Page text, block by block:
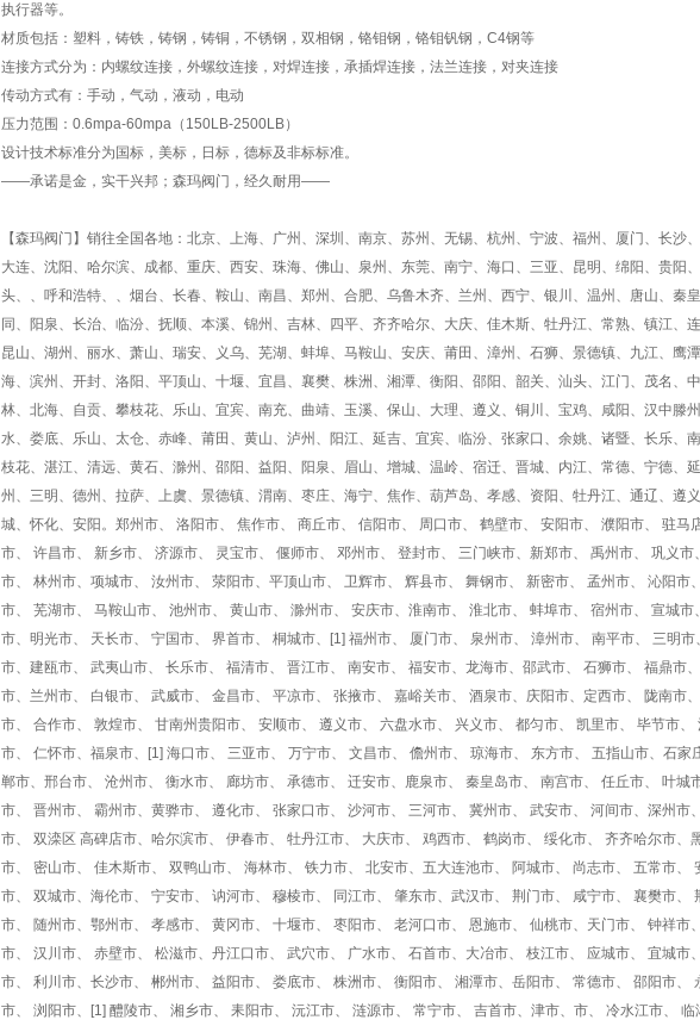
执行器等。
材质包括：塑料，铸铁，铸钢，铸铜，不锈钢，双相钢，铬钼钢，铬钼钒钢，C4钢等
连接方式分为：内螺纹连接，外螺纹连接，对焊连接，承插焊连接，法兰连接，对夹连接
传动方式有：手动，气动，液动，电动
压力范围：0.6mpa-60mpa（150LB-2500LB）
设计技术标准分为国标，美标，日标，德标及非标标准。
——承诺是金，实干兴邦；森玛阀门，经久耐用——
【森玛阀门】销往全国各地：北京、上海、广州、深圳、南京、苏州、无锡、杭州、宁波、福州、厦门、长沙
大连、沈阳、哈尔滨、成都、重庆、西安、珠海、佛山、泉州、东莞、南宁、海口、三亚、昆明、绵阳、贵阳
头、、呼和浩特、、烟台、长春、鞍山、南昌、郑州、合肥、乌鲁木齐、兰州、西宁、银川、温州、唐山、秦
同、阳泉、长治、临汾、抚顺、本溪、锦州、吉林、四平、齐齐哈尔、大庆、佳木斯、牡丹江、常熟、镇江、
昆山、湖州、丽水、萧山、瑞安、义乌、芜湖、蚌埠、马鞍山、安庆、莆田、漳州、石狮、景德镇、九江、鹰
海、滨州、开封、洛阳、平顶山、十堰、宜昌、襄樊、株洲、湘潭、衡阳、邵阳、韶关、汕头、江门、茂名、
林、北海、自贡、攀枝花、乐山、宜宾、南充、曲靖、玉溪、保山、大理、遵义、铜川、宝鸡、咸阳、汉中滕
水、娄底、乐山、太仓、赤峰、莆田、黄山、泸州、阳江、延吉、宜宾、临汾、张家口、余姚、诸暨、长乐、
枝花、湛江、清远、黄石、滁州、邵阳、益阳、阳泉、眉山、增城、温岭、宿迁、晋城、内江、常德、宁德、
州、三明、德州、拉萨、上虞、景德镇、渭南、枣庄、海宁、焦作、葫芦岛、孝感、资阳、牡丹江、通辽、遵
城、怀化、安阳。郑州市、 洛阳市、 焦作市、 商丘市、 信阳市、 周口市、 鹤壁市、 安阳市、 濮阳市、 驻马
市、 许昌市、 新乡市、 济源市、 灵宝市、 偃师市、 邓州市、 登封市、 三门峡市、新郑市、 禹州市、 巩义市
市、 林州市、项城市、 汝州市、 荥阳市、平顶山市、 卫辉市、 辉县市、 舞钢市、 新密市、 孟州市、 沁阳市
市、 芜湖市、 马鞍山市、 池州市、 黄山市、 滁州市、 安庆市、淮南市、 淮北市、 蚌埠市、 宿州市、 宣城市
市、明光市、 天长市、 宁国市、 界首市、 桐城市、[1] 福州市、 厦门市、 泉州市、 漳州市、 南平市、 三明
市、建瓯市、 武夷山市、 长乐市、 福清市、 晋江市、 南安市、 福安市、龙海市、邵武市、 石狮市、 福鼎市
市、兰州市、 白银市、 武威市、 金昌市、 平凉市、 张掖市、 嘉峪关市、 酒泉市、庆阳市、定西市、 陇南市
市、 合作市、 敦煌市、 甘南州贵阳市、 安顺市、 遵义市、 六盘水市、 兴义市、 都匀市、 凯里市、 毕节市、
市、 仁怀市、福泉市、[1] 海口市、 三亚市、 万宁市、 文昌市、 儋州市、 琼海市、 东方市、 五指山市、石家
郸市、邢台市、 沧州市、 衡水市、 廊坊市、 承德市、 迁安市、鹿泉市、 秦皇岛市、 南宫市、 任丘市、 叶城
市、 晋州市、 霸州市、黄骅市、 遵化市、 张家口市、 沙河市、 三河市、 冀州市、 武安市、 河间市、深州市
市、 双滦区 高碑店市、哈尔滨市、 伊春市、 牡丹江市、 大庆市、 鸡西市、 鹤岗市、 绥化市、 齐齐哈尔市、
市、 密山市、 佳木斯市、 双鸭山市、 海林市、 铁力市、 北安市、五大连池市、 阿城市、 尚志市、 五常市、
市、 双城市、海伦市、 宁安市、 讷河市、 穆棱市、 同江市、 肇东市、武汉市、 荆门市、 咸宁市、 襄樊市、
市、 随州市、鄂州市、 孝感市、 黄冈市、 十堰市、 枣阳市、 老河口市、 恩施市、 仙桃市、天门市、 钟祥市
市、 汉川市、 赤壁市、 松滋市、丹江口市、 武穴市、 广水市、 石首市、大冶市、 枝江市、 应城市、 宜城市
市、 利川市、长沙市、 郴州市、 益阳市、 娄底市、 株洲市、 衡阳市、 湘潭市、岳阳市、 常德市、 邵阳市、
市、 浏阳市、[1] 醴陵市、 湘乡市、 耒阳市、 沅江市、 涟源市、 常宁市、 吉首市、津市、市、 冷水江市、